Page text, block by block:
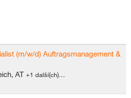
(m/w/d) Auftragsmanagement &
AT +1 další(ch)…